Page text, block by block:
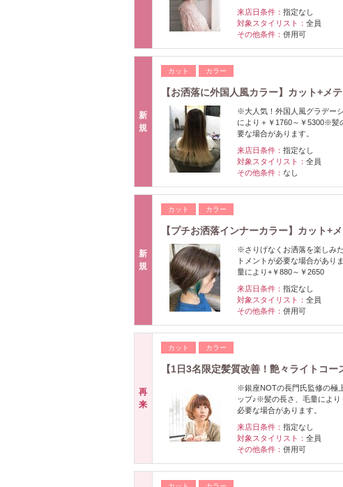
来店日条件： 指定なし
対象スタイリスト： 全員
その他条件： 併用可
新
規
カット カラー
【お洒落に外国人風カラー】カット+メ
※大人気！外国人風グラデ
により＋￥1760～￥5300※髪
要な場合があります。
来店日条件： 指定なし
対象スタイリスト： 全員
その他条件： なし
新
規
カット カラー
【プチお洒落インナーカラー】カット+
※さりげなくお洒落を楽しみ
トメントが必要な場合があ
量により+￥880～￥2650
来店日条件： 指定なし
対象スタイリスト： 全員
その他条件： 併用可
再
来
カット カラー
【1日3名限定髪質改善！艶々ライトコ
※銀座NOTの長門氏監修の極
ップ♪※髪の長さ、毛量によ
必要な場合があります。
来店日条件： 指定なし
対象スタイリスト： 全員
その他条件： 併用可